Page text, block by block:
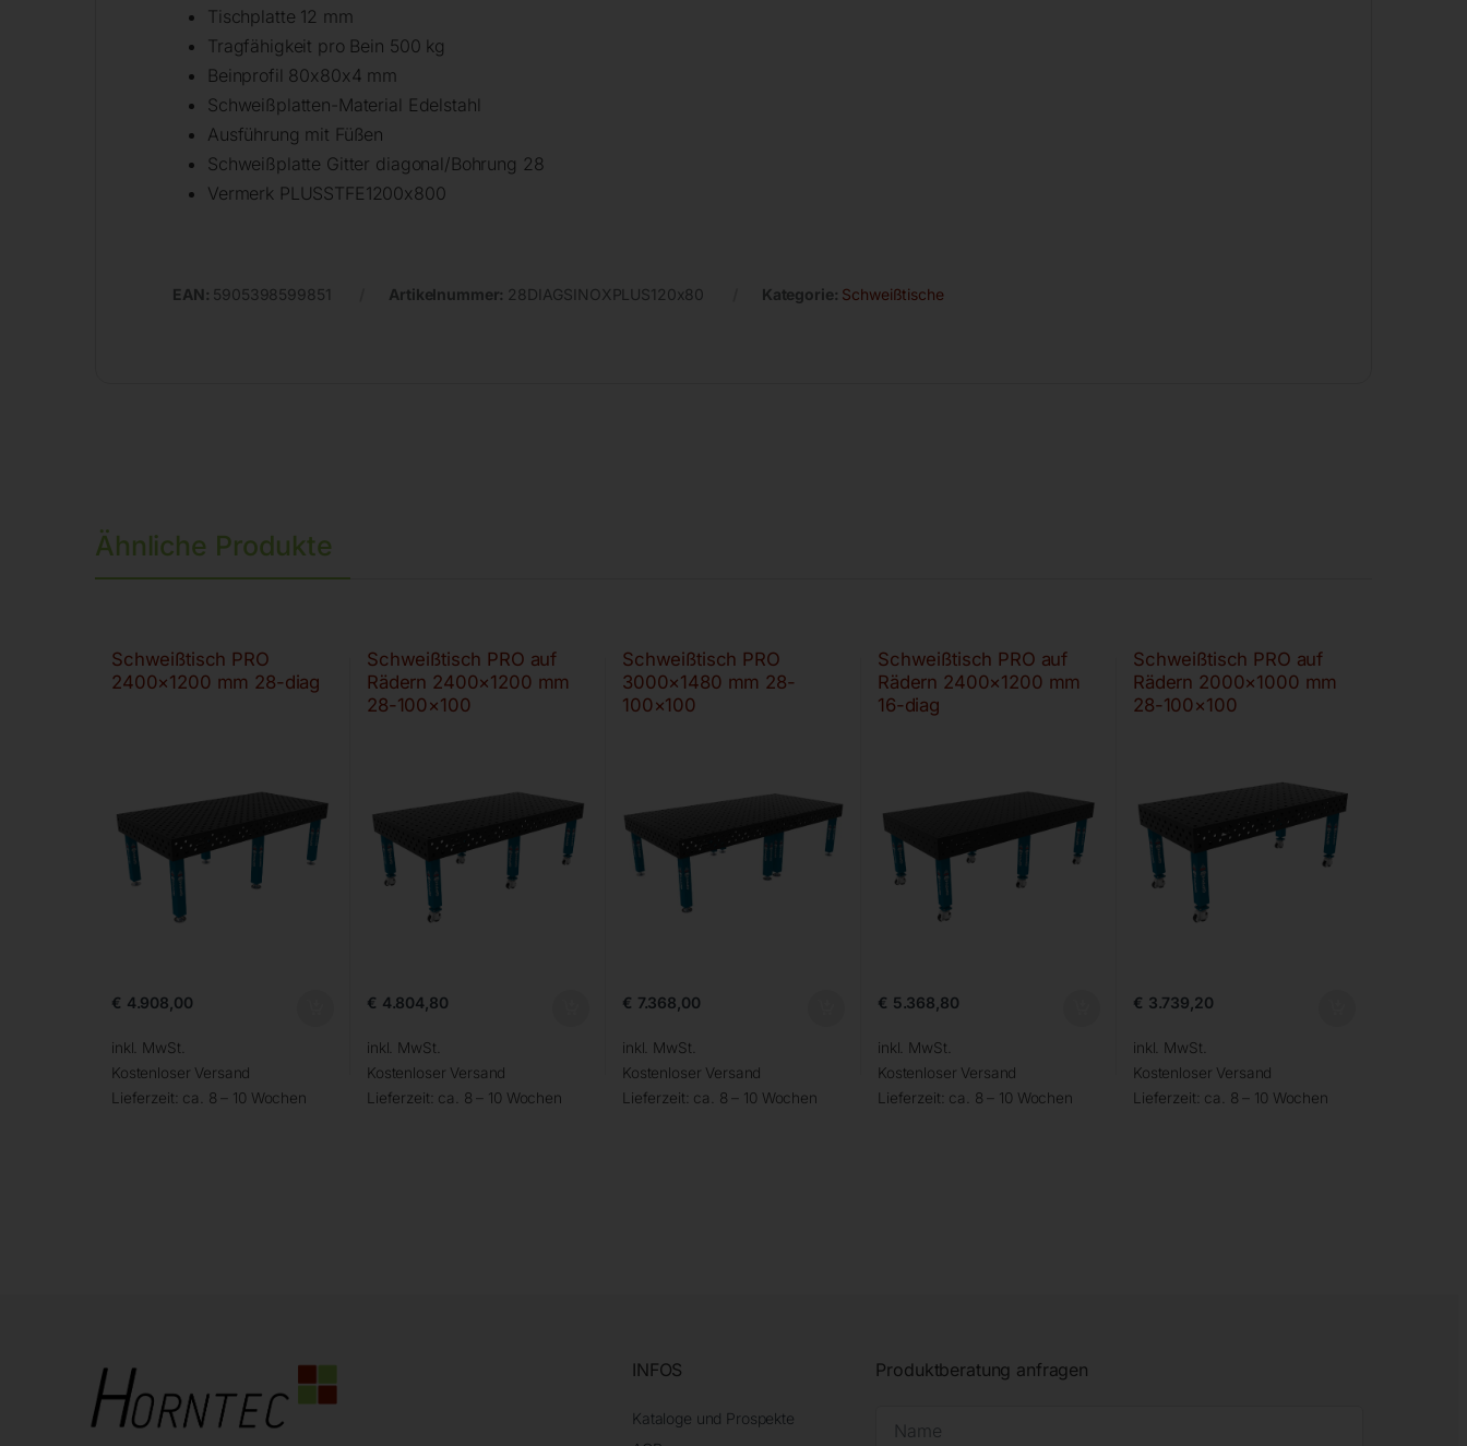
Tischplatte 12 mm
Tragfähigkeit pro Bein 500 kg
Beinprofil 80x80x4 mm
Schweißplatten-Material Edelstahl
Ausführung mit Füßen
Schweißplatte Gitter diagonal/Bohrung 28
Vermerk PLUSSTFE1200x800
EAN: 5905398599851 Artikelnummer: 28DIAGSINOXPLUS120x80 Kategorie: Schweißtische
Ähnliche Produkte
Schweißtisch PRO
2400×1200 mm 28-diag
€ 4.908,00
inkl. MwSt.
Kostenloser Versand
Lieferzeit: ca. 8 – 10 Wochen
Schweißtisch PRO auf
Rädern 2400×1200 mm
28-100×100
€ 4.804,80
inkl. MwSt.
Kostenloser Versand
Lieferzeit: ca. 8 – 10 Wochen
Schweißtisch PRO
3000×1480 mm 28-
100×100
€ 7.368,00
inkl. MwSt.
Kostenloser Versand
Lieferzeit: ca. 8 – 10 Wochen
Schweißtisch PRO auf
Rädern 2400×1200 mm
16-diag
€ 5.368,80
inkl. MwSt.
Kostenloser Versand
Lieferzeit: ca. 8 – 10 Wochen
Schweißtisch PRO auf
Rädern 2000×1000 mm
28-100×100
€ 3.739,20
inkl. MwSt.
Kostenloser Versand
Lieferzeit: ca. 8 – 10 Wochen
INFOS
Kataloge und Prospekte
Produktberatung anfragen